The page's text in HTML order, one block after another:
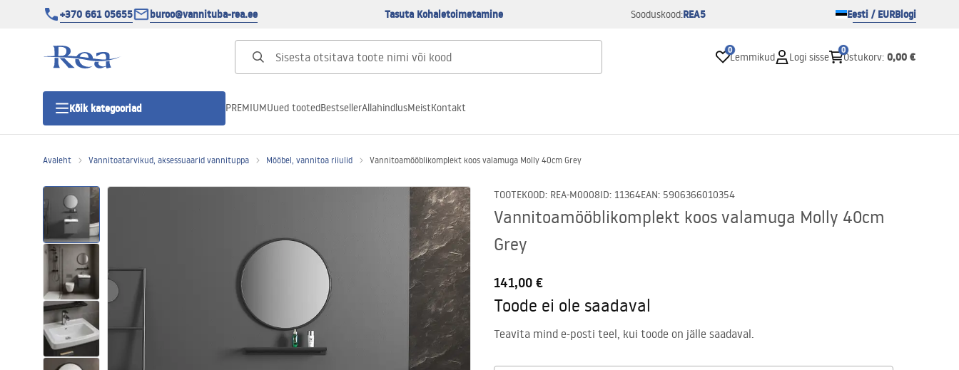
+370 661 05655 buroo@vannituba-rea.ee Tasuta Kohaletoimetamine Sooduskood:REA5 Eesti / EURBlogi
0
Lemmikud Logi sisse
0
Ostukorv: 0,00 €
Kõik kategooriad
Duši uks
Vannitoa dušialused
Lineaarne duši äravool
Tualettruumid
PREMIUMUued tootedBestsellerAllahindlusMeistKontakt
Avaleht Vannitoatarvikud, aksessuaarid vannituppa Mööbel, vannitoa riiulid Vannitoamööblikomplekt koos valamuga Molly 40cm Grey
TOOTEKOOD: REA-M0008ID: 11364EAN: 5906366010354
Vannitoamööblikomplekt koos valamuga Molly 40cm
Grey
141,00 €
Toode ei ole saadaval
Teavita mind e-posti teel, kui toode on jälle saadaval.